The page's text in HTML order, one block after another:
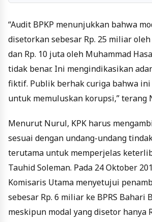
“Audit BPKP menunjukkan bahwa
disetorkan sebesar Rp. 25 miliar
dan Rp. 10 juta oleh Muhammad
tidak benar. Ini mengindikasikan
fiktif. Publik berhak curiga bahwa ini
untuk memuluskan korupsi,” terang
Menurut Nurul, KPK harus
sesuai dengan undang-undang
terutama untuk memperjelas
Tauhid Soleman. Pada 24 Oktober
Komisaris Utama menyetujui
sebesar Rp. 6 miliar ke BPRS Bahari
meskipun modal yang disetor hanya